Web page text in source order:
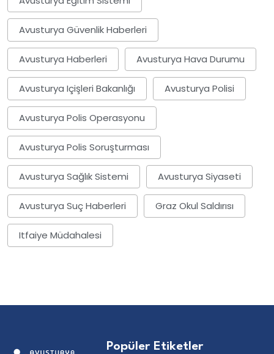
Avusturya Güvenlik Haberleri
Avusturya Haberleri Avusturya Hava Durumu
Avusturya Içişleri Bakanlığı Avusturya Polisi
Avusturya Polis Operasyonu
Avusturya Polis Soruşturması
Avusturya Sağlık Sistemi Avusturya Siyaseti
Avusturya Suç Haberleri Graz Okul Saldırısı
Itfaiye Müdahalesi
Popüler Etiketler